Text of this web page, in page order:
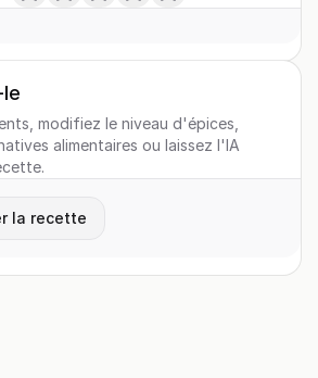
modifiez le niveau d'épices,
alimentaires ou laissez l'IA
la recette